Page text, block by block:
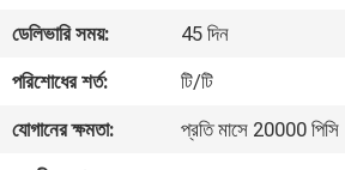
মান
নিয়ন্ত্রণ
ডেলিভারি সময়:
45 দিন
পরিশোধের শর্ত:
টি/টি
যোগানের ক্ষমতা:
প্রতি মাসে 20000 পিসি